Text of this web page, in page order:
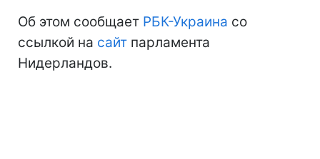
Об этом сообщает РБК-Украина со
ссылкой на сайт парламента
Нидерландов.